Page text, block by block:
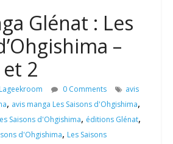
Glénat : Les
–
2
Lageekroom 0 Comments
avis
, avis manga Les Saisons d'Ohgishima,
Saisons d'Ohgishima, éditions Glénat,
d'Ohgishima, Les Saisons